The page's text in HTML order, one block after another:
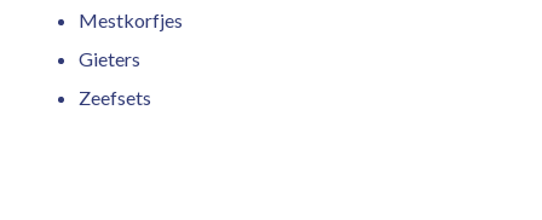
Mestkorfjes
Gieters
Zeefsets